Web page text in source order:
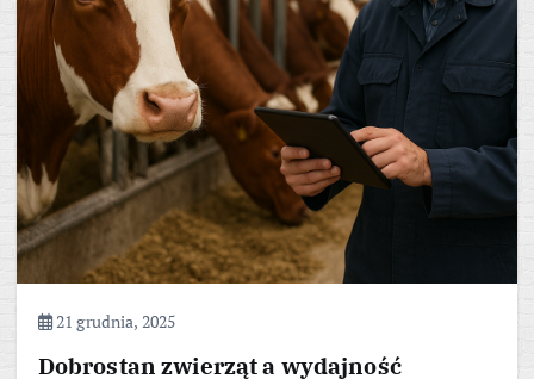
21 grudnia, 2025
Dobrostan zwierząt a wydajność